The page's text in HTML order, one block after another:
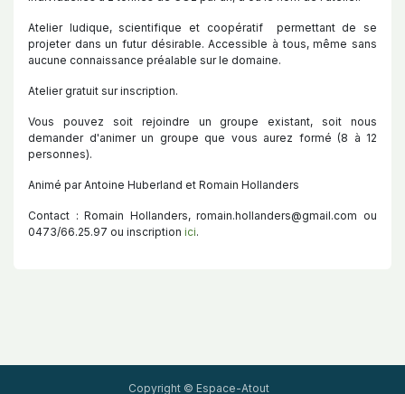
Atelier ludique, scientifique et coopératif permettant de se
projeter dans un futur désirable. Accessible à tous, même sans
aucune connaissance préalable sur le domaine.
Atelier gratuit sur inscription.
Vous pouvez soit rejoindre un groupe existant, soit nous
demander d'animer un groupe que vous aurez formé (8 à 12
personnes).
Animé par Antoine Huberland et Romain Hollanders
Contact : Romain Hollanders, romain.hollanders@gmail.com ou
0473/66.25.97 ou inscription ici.
Copyright © Espace-Atout